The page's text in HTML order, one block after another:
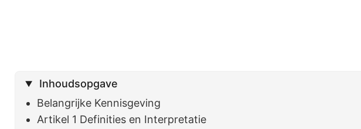
Inhoudsopgave
Belangrijke Kennisgeving
Artikel 1 Definities en Interpretatie